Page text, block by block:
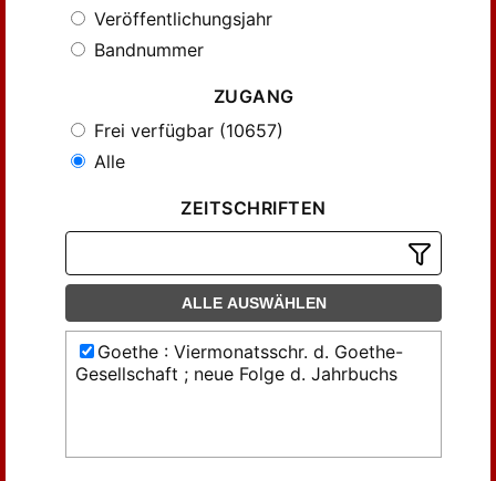
Veröffentlichungsjahr
Bandnummer
ZUGANG
Frei verfügbar (10657)
Alle
ZEITSCHRIFTEN
ALLE AUSWÄHLEN
Goethe : Viermonatsschr. d. Goethe-
Gesellschaft ; neue Folge d. Jahrbuchs